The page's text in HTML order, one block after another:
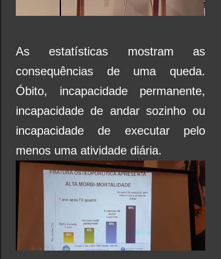
As estatísticas mostram as
consequências de uma queda.
Óbito, incapacidade permanente,
incapacidade de andar sozinho ou
incapacidade de executar pelo
menos uma atividade diária.